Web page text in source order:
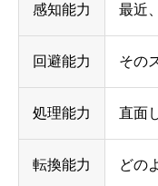
感知能力 最近
回避能力 その
処理能力 直面
転換能力 どの